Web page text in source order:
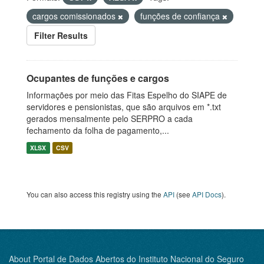
cargos comissionados
funções de confiança
Filter Results
Ocupantes de funções e cargos
Informações por meio das Fitas Espelho do SIAPE de
servidores e pensionistas, que são arquivos em *.txt
gerados mensalmente pelo SERPRO a cada
fechamento da folha de pagamento,...
XLSX CSV
You can also access this registry using the API (see API Docs).
About Portal de Dados Abertos do Instituto Nacional do Seguro